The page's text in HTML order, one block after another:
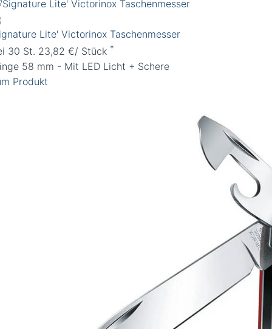
Lite' Victorinox Taschenmesser
30 St. 23,82 €/ Stück *
58 mm - Mit LED Licht + Schere
Produkt